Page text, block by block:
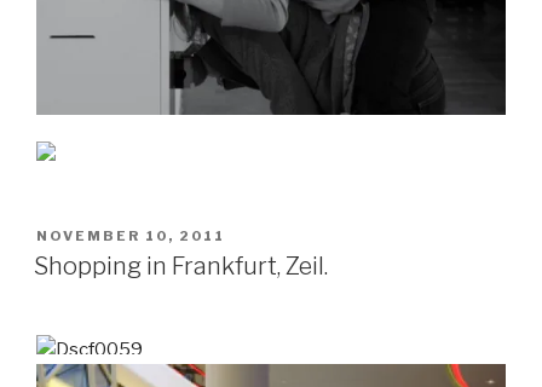
VERÖFFENTLICHT
AM
NOVEMBER 10, 2011
Shopping in Frankfurt, Zeil.